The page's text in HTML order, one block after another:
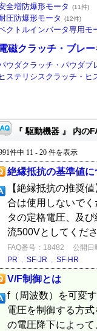
全増防爆形モータ (11件)
圧防爆形モータ (12件)
クトルインバータ専用モ
磁クラッチ・ブレー
ウダクラッチ・パウダブ
ヒステリシスクラッチ・ヒ
『 駆動機器 』 内の
件中 11 - 20 件を表示
絶縁抵抗の基準値に
【絶縁抵抗の推奨
合は使用しないで
タの定格電圧、及
流500Vとしてくだ
FAQ番号：18482
公開日
PR , SF-JR , SF-HR
V/F制御とは
f（周波数）を可変
電圧を制御する方
の電圧降下によっ